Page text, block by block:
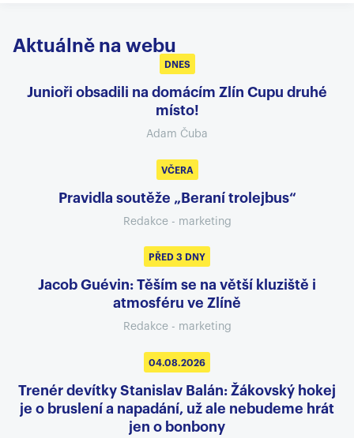
Aktuálně na webu
DNES
Junioři obsadili na domácím Zlín Cupu druhé
místo!
Adam Čuba
VČERA
Pravidla soutěže „Beraní trolejbus“
Redakce - marketing
PŘED 3 DNY
Jacob Guévin: Těším se na větší kluziště i
atmosféru ve Zlíně
Redakce - marketing
04.08.2026
Trenér devítky Stanislav Balán: Žákovský hokej
je o bruslení a napadání, už ale nebudeme hrát
jen o bonbony